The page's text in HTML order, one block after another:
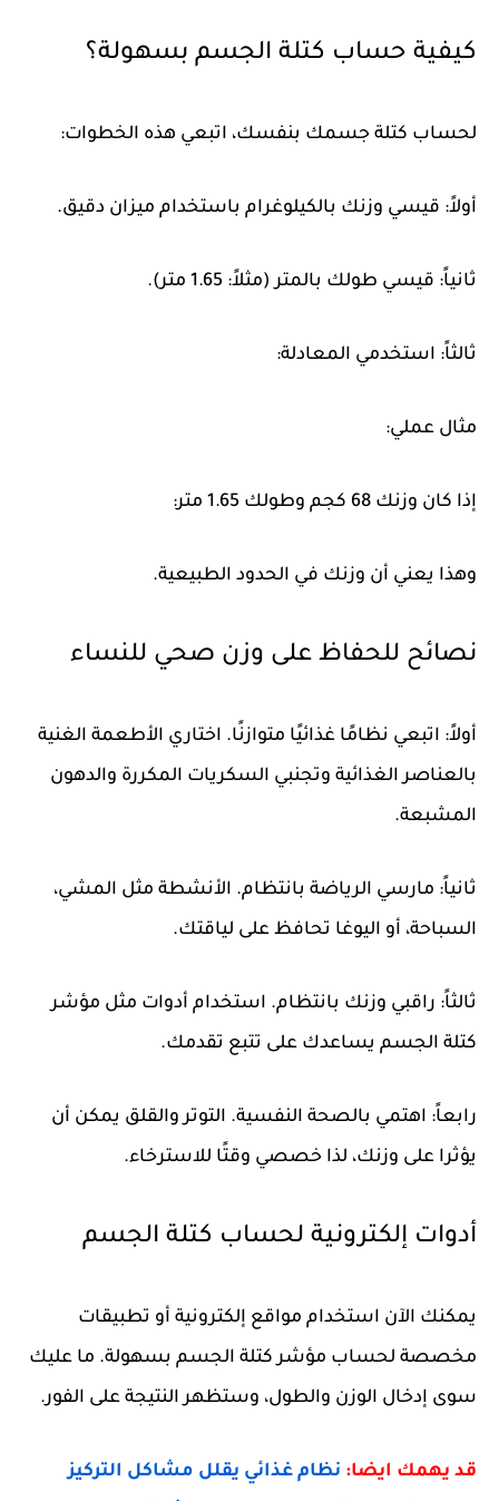
كيفية حساب كتلة الجسم بسهولة؟
لحساب كتلة جسمك بنفسك، اتبعي هذه الخطوات:
أولاً: قيسي وزنك بالكيلوغرام باستخدام ميزان دقيق.
ثانياً: قيسي طولك بالمتر (مثلاً: 1.65 متر).
ثالثاً: استخدمي المعادلة:
مثال عملي:
إذا كان وزنك 68 كجم وطولك 1.65 متر:
وهذا يعني أن وزنك في الحدود الطبيعية.
نصائح للحفاظ على وزن صحي للنساء
أولاً: اتبعي نظامًا غذائيًا متوازنًا. اختاري الأطعمة الغنية
بالعناصر الغذائية وتجنبي السكريات المكررة والدهون
المشبعة.
ثانياً: مارسي الرياضة بانتظام. الأنشطة مثل المشي،
السباحة، أو اليوغا تحافظ على لياقتك.
ثالثاً: راقبي وزنك بانتظام. استخدام أدوات مثل مؤشر
كتلة الجسم يساعدك على تتبع تقدمك.
رابعاً: اهتمي بالصحة النفسية. التوتر والقلق يمكن أن
يؤثرا على وزنك، لذا خصصي وقتًا للاسترخاء.
أدوات إلكترونية لحساب كتلة الجسم
يمكنك الآن استخدام مواقع إلكترونية أو تطبيقات
مخصصة لحساب مؤشر كتلة الجسم بسهولة. ما عليك
سوى إدخال الوزن والطول، وستظهر النتيجة على الفور.
قد يهمك ايضا: نظام غذائي يقلل مشاكل التركيز